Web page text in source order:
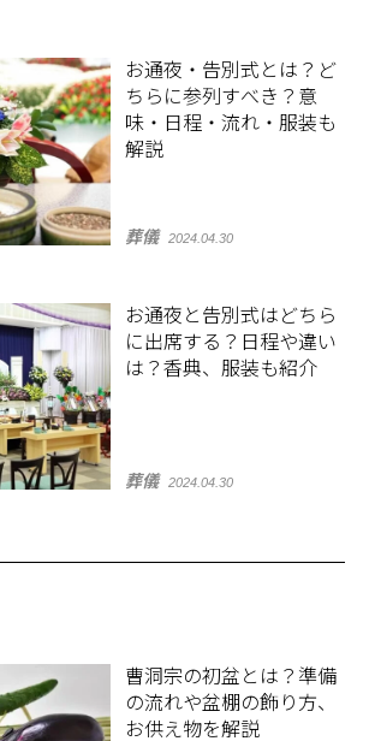
お通夜・告別式とは？ど
ちらに参列すべき？意
味・日程・流れ・服装も
解説
葬儀 2024.04.30
お通夜と告別式はどちら
に出席する？日程や違い
は？香典、服装も紹介
葬儀 2024.04.30
曹洞宗の初盆とは？準備
の流れや盆棚の飾り方、
お供え物を解説